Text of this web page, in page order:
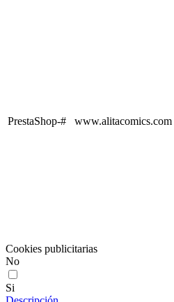
PrestaShop-# www.alitacomics.com
Cookies publicitarias
No
Si